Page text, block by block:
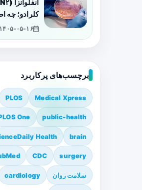
کلرادو؛ چه
۱۴۰۵-۰۵-۱۶
برچسب‌های پرکاربرد
Medical Xpress
PLOS
public-health
One
brain
Health
surgery
CDC
سلامت روان cardiology